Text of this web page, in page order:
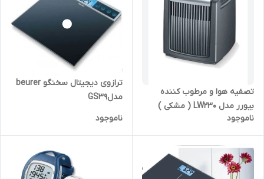
تصفیه هوا و مرطوب کننده
بیورر مدل LW230 ( مشکی )
ناموجود
ترازوی دیجیتال سخنگو beurer
مدلGS39
ناموجود